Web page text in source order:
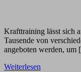
Krafttraining lässt sich
Tausende von
angeboten werden,
Weiterlesen